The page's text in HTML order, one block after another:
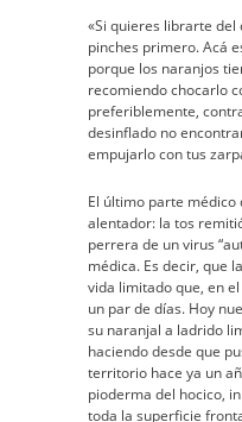
«Si quieres librarte
pinches primero. Acá
porque los naranjos
recomiendo chocarlo
preferiblemente,
desinflado no
empujarlo con tus
El último parte médico
alentador: la tos
perrera de un virus
médica. Es decir, que
vida limitado que, en
un par de días. Hoy
su naranjal a ladrido
haciendo desde que
territorio hace ya un
pioderma del hocico,
toda la superficie